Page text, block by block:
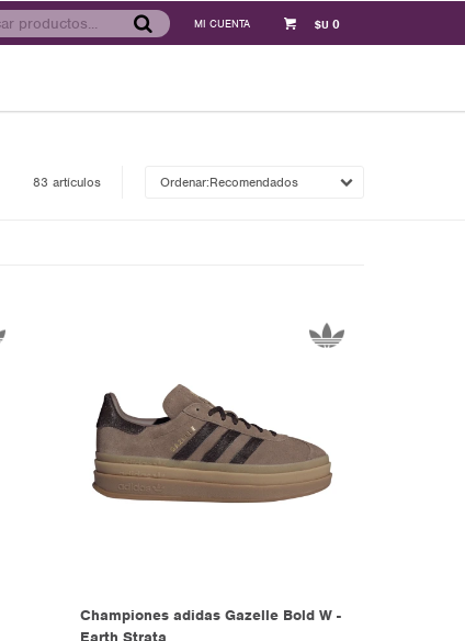
$U 0
83 artículos Recomendados
Championes adidas Gazelle Bold W -